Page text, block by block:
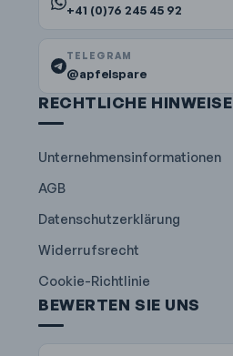
+41 (0)76 245 45 92
TELEGRAM
@apfelspare
RECHTLICHE HINWEISE
Unternehmensinformationen
AGB
Datenschutzerklärung
Widerrufsrecht
Cookie-Richtlinie
BEWERTEN SIE UNS